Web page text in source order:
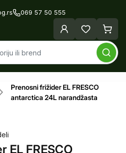
069 57 50 555
Prenosni frižider EL FRESCO
antarctica 24L narandžasta
EL FRESCO